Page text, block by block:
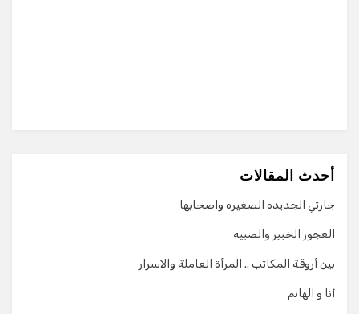
أحدث المقالات
جارتي الجديده الصغيره واصحابها
العجوز الخبير والصبيه
بين أروقة المكاتب .. المرأة العاملة والاسرار
أنا و الهانم